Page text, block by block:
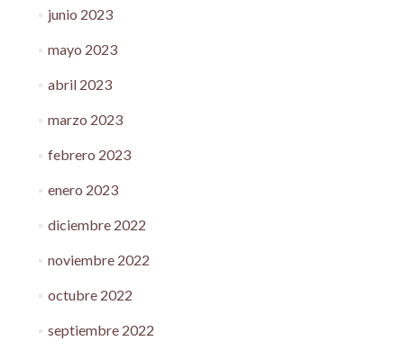
junio 2023
mayo 2023
abril 2023
marzo 2023
febrero 2023
enero 2023
diciembre 2022
noviembre 2022
octubre 2022
septiembre 2022